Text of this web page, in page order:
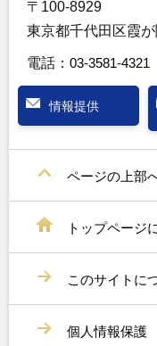
〒100-8929
東京都千代田区霞
電話： 03-3581-4321
情報提供
ページの上部
トップページ
このサイトに
個人情報保護